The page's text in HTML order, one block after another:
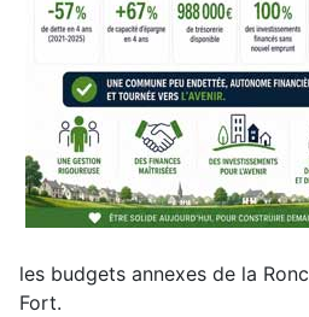
les budgets annexes de la
Fort.